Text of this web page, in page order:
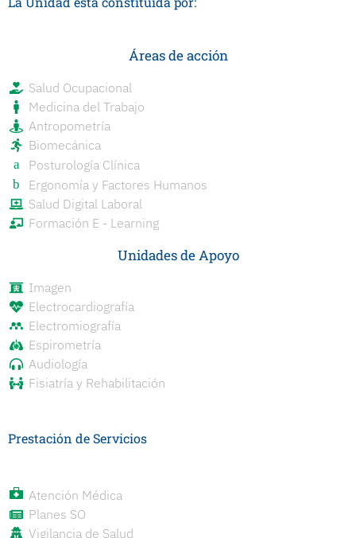
Áreas de acción
Salud Ocupacional
Medicina del Trabajo
Antropometría
Biomecánica
Posturología Clínica
Ergonomía y Factores Humanos
Salud Digital Laboral
Formación E - Learning
Unidades de Apoyo
Imagen
Electrocardiografía
Electromiografía
Espirometría
Audiología
Fisiatría y Rehabilitación
Prestación de Servicios
Atención Médica
Planes SO
Vigilancia de Salud